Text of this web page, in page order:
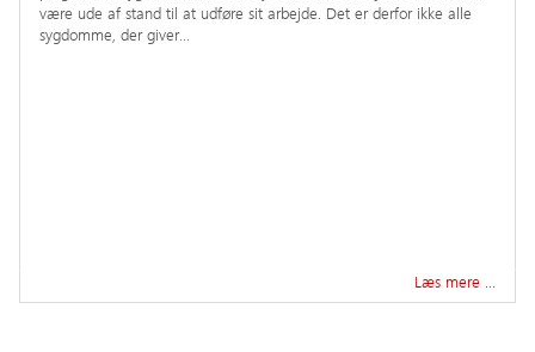
være ude af stand til at udføre sit arbejde. Det er derfor ikke alle
sygdomme, der giver…
Læs mere …